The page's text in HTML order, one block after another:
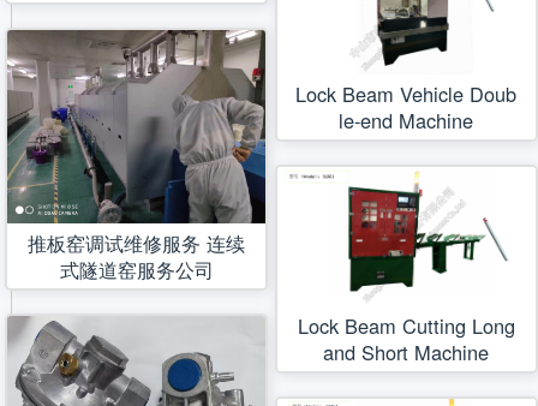
推板窑调试维修服务 连续
式隧道窑服务公司
Lock Beam Vehicle Doub
le-end Machine
Lock Beam Cutting Long
and Short Machine